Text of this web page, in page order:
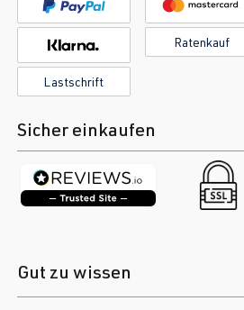
Ratenkauf
Lastschrift
Sicher einkaufen
Gut zu wissen